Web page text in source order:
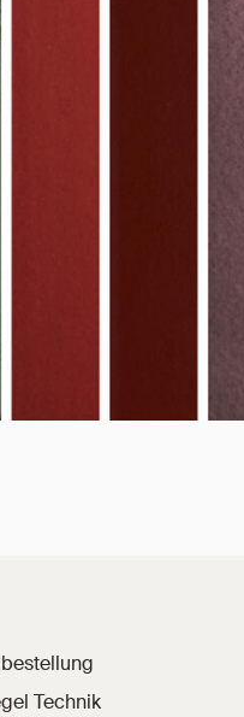
Technik